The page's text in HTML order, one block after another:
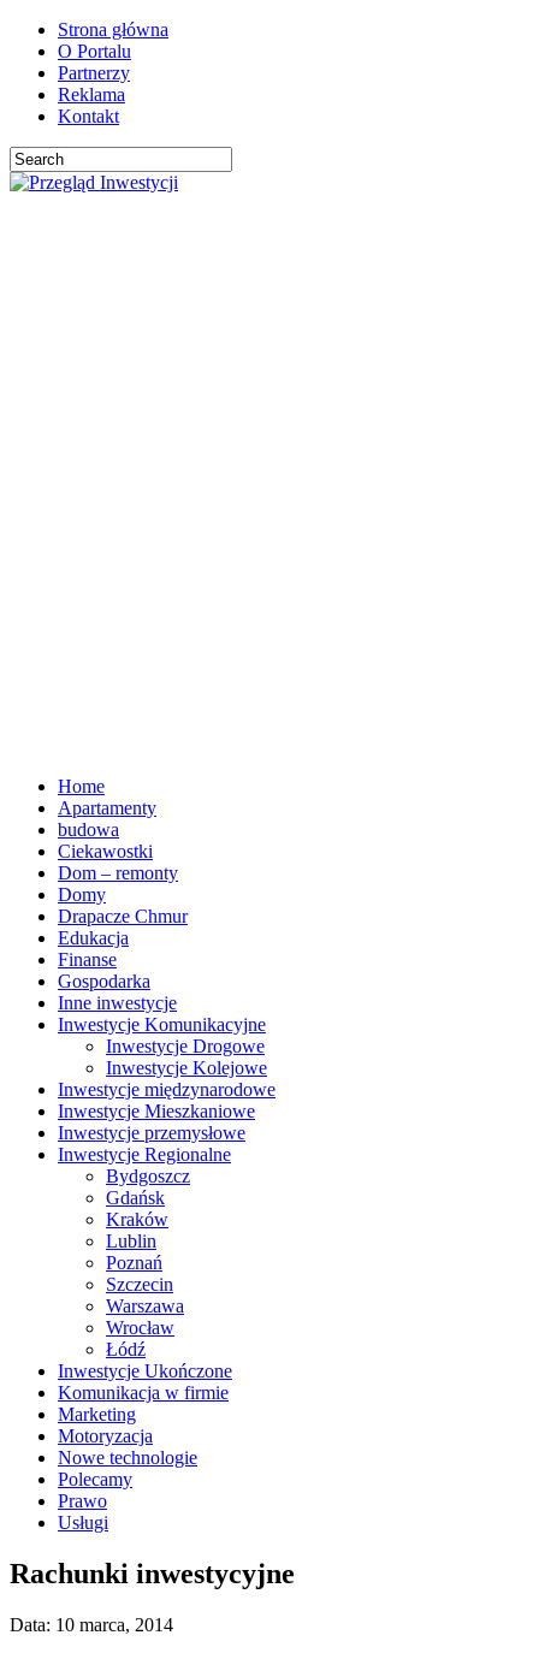
Strona główna
O Portalu
Partnerzy
Reklama
Kontakt
Home
Apartamenty
budowa
Ciekawostki
Dom – remonty
Domy
Drapacze Chmur
Edukacja
Finanse
Gospodarka
Inne inwestycje
Inwestycje Komunikacyjne
Inwestycje Drogowe
Inwestycje Kolejowe
Inwestycje międzynarodowe
Inwestycje Mieszkaniowe
Inwestycje przemysłowe
Inwestycje Regionalne
Bydgoszcz
Gdańsk
Kraków
Lublin
Poznań
Szczecin
Warszawa
Wrocław
Łódź
Inwestycje Ukończone
Komunikacja w firmie
Marketing
Motoryzacja
Nowe technologie
Polecamy
Prawo
Usługi
Rachunki inwestycyjne
Data: 10 marca, 2014